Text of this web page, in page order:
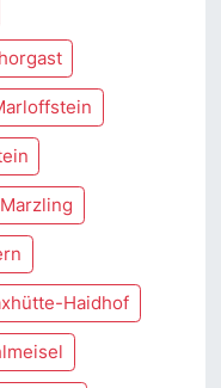
Marzling
Haidhof